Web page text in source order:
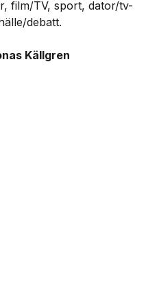
film/TV, sport, dator/tv-
debatt.
Källgren